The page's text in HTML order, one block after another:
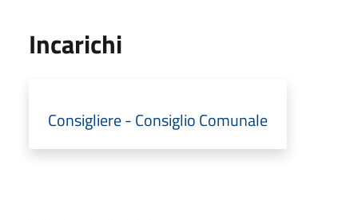
Incarichi
Consigliere - Consiglio Comunale